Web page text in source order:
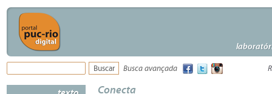
Busca avançada
Conecta